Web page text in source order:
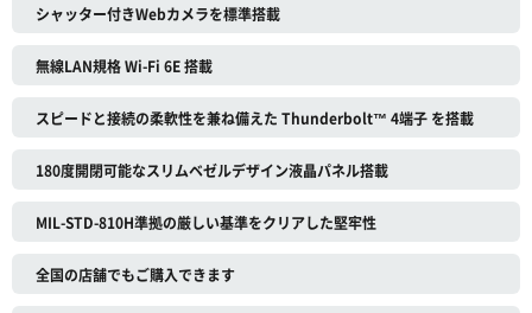
シャッター付きWebカメラを標準搭載
無線LAN規格 Wi-Fi 6E 搭載
スピードと接続の柔軟性を兼ね備えた Thunderbolt™ 4端子 を搭載
180度開閉可能なスリムベゼルデザイン液晶パネル搭載
MIL-STD-810H準拠の厳しい基準をクリアした堅牢性
全国の店舗でもご購入できます